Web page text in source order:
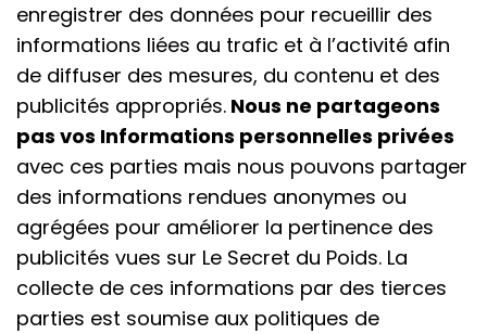
enregistrer des données pour recueillir des
informations liées au trafic et à l’activité afin
de diffuser des mesures, du contenu et des
publicités appropriés. Nous ne partageons
pas vos Informations personnelles privées
avec ces parties mais nous pouvons partager
des informations rendues anonymes ou
agrégées pour améliorer la pertinence des
publicités vues sur Le Secret du Poids. La
collecte de ces informations par des tierces
parties est soumise aux politiques de